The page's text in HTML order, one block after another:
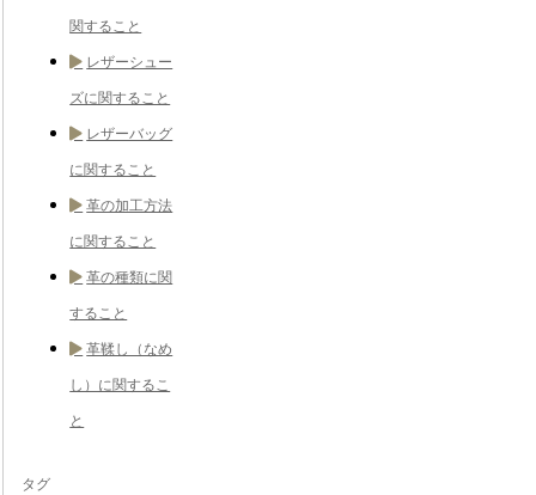
関すること
レザーシュー
ズに関すること
レザーバッグ
に関すること
革の加工方法
に関すること
革の種類に関
すること
革鞣し（なめ
し）に関するこ
と
タグ